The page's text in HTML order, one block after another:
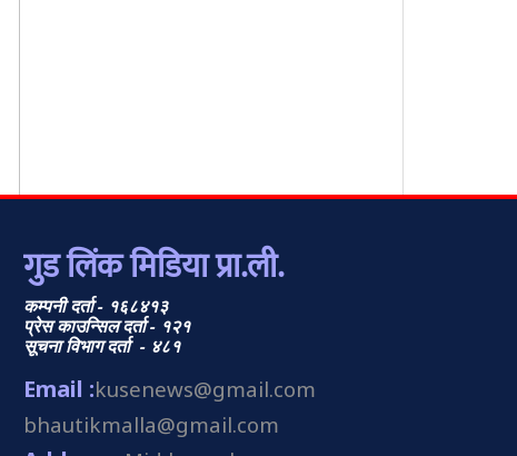
गुड लिंक मिडिया प्रा.ली.
कम्पनी दर्ता - १६८४१३
प्रेस काउन्सिल दर्ता - १२१
सूचना विभाग दर्ता - ४८१
Email :kusenews@gmail.com
bhautikmalla@gmail.com